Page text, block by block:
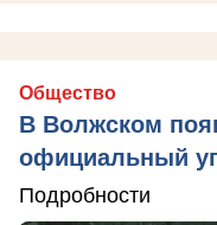
Общество
В Волжском
официальный
Подробности